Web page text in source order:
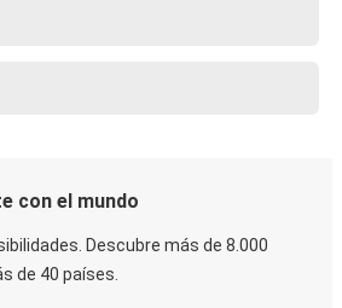
con el mundo
Descubre más de 8.000
de 40 países.